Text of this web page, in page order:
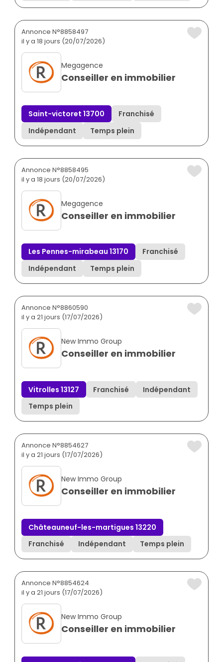
Annonce N°8858497
il y a 18 jours (20/07/2026)
Megagence
Conseiller en immobilier
Saint-victoret 13700
Franchisé
Indépendant
Temps plein
Annonce N°8858495
il y a 18 jours (20/07/2026)
Megagence
Conseiller en immobilier
Les Pennes-mirabeau 13170
Franchisé
Indépendant
Temps plein
Annonce N°8860590
il y a 21 jours (17/07/2026)
New Immo Group
Conseiller en immobilier
Vitrolles 13127 Franchisé
Indépendant
Temps plein
Annonce N°8854627
il y a 21 jours (17/07/2026)
New Immo Group
Conseiller en immobilier
Châteauneuf-les-martigues 13220
Franchisé
Indépendant Temps plein
Annonce N°8854624
il y a 21 jours (17/07/2026)
New Immo Group
Conseiller en immobilier